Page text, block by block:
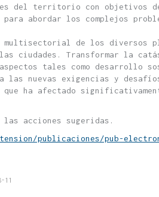
del territorio con objetivos
abordar los complejos
multisectorial de los diversos
ciudades. Transformar la
tales como desarrollo
nuevas exigencias y
ha afectado
acciones sugeridas.
publicaciones/pub-
11